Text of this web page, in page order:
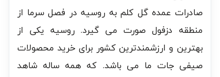
صادرات عمده گل کلم به روسیه در فصل سرما از
منطقه دزفول صورت می گیرد. روسیه یکی از
بهترین و ارزشمندترین کشور برای خرید محصولات
صیفی جات ما می باشد. که همه ساله شاهد